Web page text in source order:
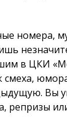
номера,
в ЦКИ
смеха,
Вы
репризы